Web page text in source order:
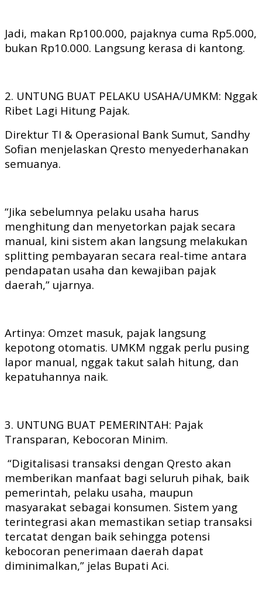
Jadi, makan Rp100.000, pajaknya cuma Rp5.000,
bukan Rp10.000. Langsung kerasa di kantong.
2. UNTUNG BUAT PELAKU USAHA/UMKM: Nggak
Ribet Lagi Hitung Pajak.
Direktur TI & Operasional Bank Sumut, Sandhy
Sofian menjelaskan Qresto menyederhanakan
semuanya.
“Jika sebelumnya pelaku usaha harus
menghitung dan menyetorkan pajak secara
manual, kini sistem akan langsung melakukan
splitting pembayaran secara real-time antara
pendapatan usaha dan kewajiban pajak
daerah,” ujarnya.
Artinya: Omzet masuk, pajak langsung
kepotong otomatis. UMKM nggak perlu pusing
lapor manual, nggak takut salah hitung, dan
kepatuhannya naik.
3. UNTUNG BUAT PEMERINTAH: Pajak
Transparan, Kebocoran Minim.
“Digitalisasi transaksi dengan Qresto akan
memberikan manfaat bagi seluruh pihak, baik
pemerintah, pelaku usaha, maupun
masyarakat sebagai konsumen. Sistem yang
terintegrasi akan memastikan setiap transaksi
tercatat dengan baik sehingga potensi
kebocoran penerimaan daerah dapat
diminimalkan,” jelas Bupati Aci.